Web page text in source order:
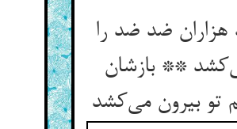
ضد ضد را
** بازشان
تو بیرون می‌‌کشد